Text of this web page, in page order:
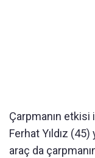
Çarpmanın
Ferhat Yıldız
araç da